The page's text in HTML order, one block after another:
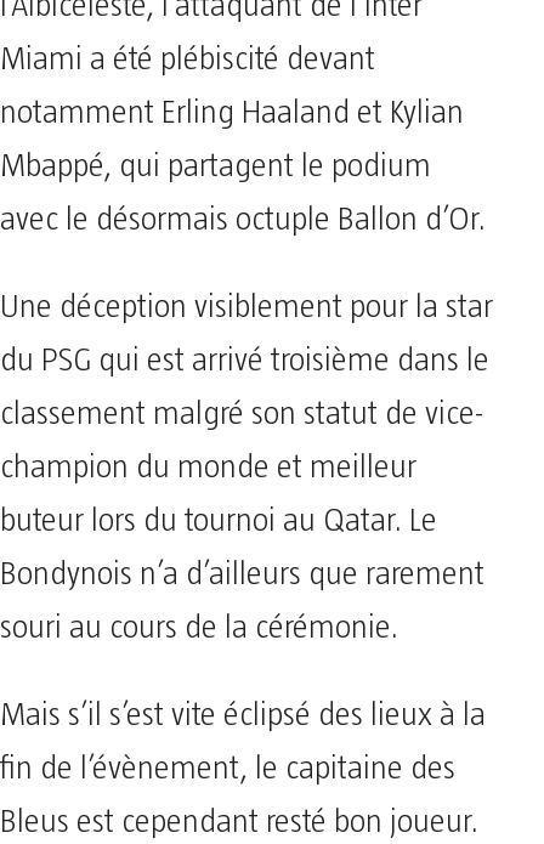
Miami a été plébiscité devant
notamment Erling Haaland et Kylian
Mbappé, qui partagent le podium
avec le désormais octuple Ballon d’Or.
Une déception visiblement pour la star
du PSG qui est arrivé troisième dans le
classement malgré son statut de vice-
champion du monde et meilleur
buteur lors du tournoi au Qatar. Le
Bondynois n’a d’ailleurs que rarement
souri au cours de la cérémonie.
Mais s’il s’est vite éclipsé des lieux à la
fin de l’évènement, le capitaine des
Bleus est cependant resté bon joueur.